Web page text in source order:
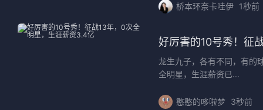
桥本环奈卡哇伊 1秒前
好厉害的10号秀！征
龙生九子，各有不同，有的
全明星，生涯薪资已...
憨憨的哆啦梦 3秒前